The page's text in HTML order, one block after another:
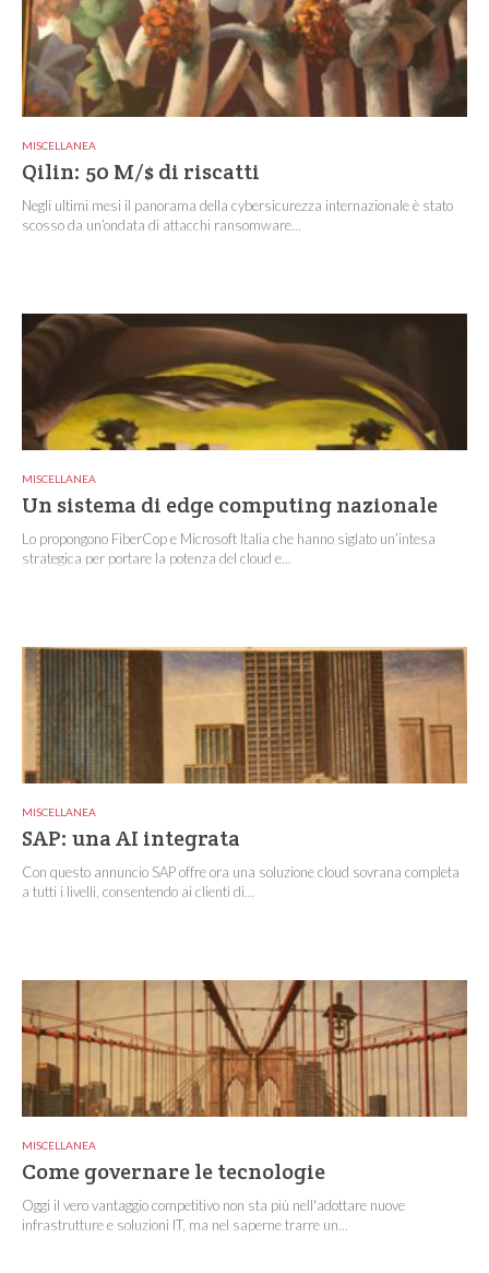
MISCELLANEA
Qilin: 50 M/$ di riscatti
Negli ultimi mesi il panorama della cybersicurezza internazionale è stato
scosso da un’ondata di attacchi ransomware...
MISCELLANEA
Un sistema di edge computing nazionale
Lo propongono FiberCop e Microsoft Italia che hanno siglato un’intesa
strategica per portare la potenza del cloud e...
MISCELLANEA
SAP: una AI integrata
Con questo annuncio SAP offre ora una soluzione cloud sovrana completa
a tutti i livelli, consentendo ai clienti di...
MISCELLANEA
Come governare le tecnologie
Oggi il vero vantaggio competitivo non sta più nell'adottare nuove
infrastrutture e soluzioni IT, ma nel saperne trarre un...